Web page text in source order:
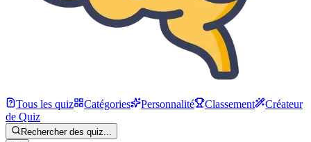
Tous les quiz Catégories Personnalité Classement
Créateur
de Quiz
Rechercher des quiz...